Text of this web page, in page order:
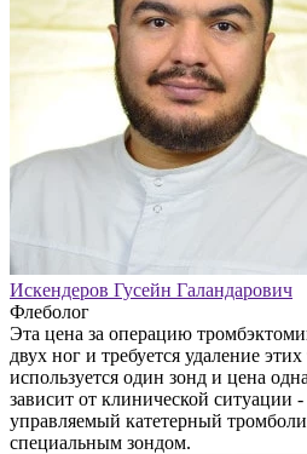
Искендеров Гусейн Галандарович
Флеболог
Эта цена за операцию
двух ног и требуется удаление
используется один зонд и цена
зависит от клинической ситуации
управляемый катетерный
специальным зондом.